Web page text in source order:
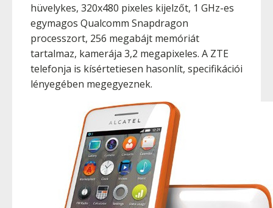
hüvelykes, 320x480 pixeles kijelzőt, 1 GHz-es
egymagos Qualcomm Snapdragon
processzort, 256 megabájt memóriát
tartalmaz, kamerája 3,2 megapixeles. A ZTE
telefonja is kísértetiesen hasonlít, specifikációi
lényegében megegyeznek.